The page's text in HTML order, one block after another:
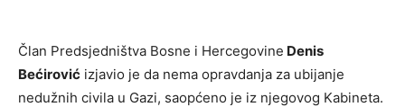
Član Predsjedništva Bosne i Hercegovine Denis
Bećirović izjavio je da nema opravdanja za ubijanje
nedužnih civila u Gazi, saopćeno je iz njegovog Kabineta.